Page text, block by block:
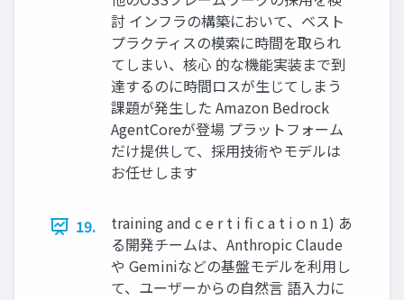
討 インフラの構築において、ベスト
プラクティスの模索に時間を取られ
てしまい、核心 的な機能実装まで到
達するのに時間ロスが生じてしまう
課題が発生した Amazon Bedrock
AgentCoreが登場 プラットフォーム
だけ提供して、採用技術やモデルは
お任せします
19.
training and c e r t i fi c a t i o n 1) あ
る開発チームは、Anthropic Claude
や Geminiなどの基盤モデルを利用し
て、ユーザーからの自然言 語入力に